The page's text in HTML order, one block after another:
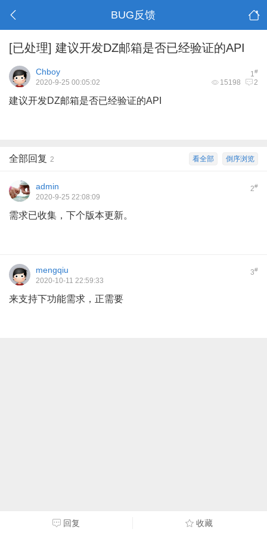
BUG反馈
[已处理] 建议开发DZ邮箱是否已经验证的API
1#
Chboy
15198 2
2020-9-25 00:05:02
建议开发DZ邮箱是否已经验证的API
倒序浏览
看全部
全部回复 2
2#
admin
2020-9-25 22:08:09
需求已收集，下个版本更新。
3#
mengqiu
2020-10-11 22:59:33
来支持下功能需求，正需要
回复 收藏